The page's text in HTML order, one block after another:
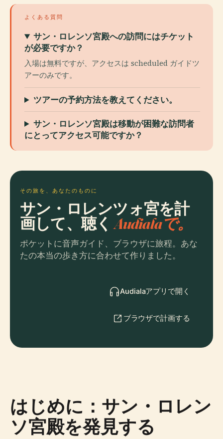
よくある質問
サン・ロレンソ宮殿への訪問にはチケット
が必要ですか？
入場は無料ですが、アクセスは scheduled ガイドツ
アーのみです。
ツアーの予約方法を教えてください。
サン・ロレンソ宮殿は移動が困難な訪問者
にとってアクセス可能ですか？
その旅を、あなたのものに
サン・ロレンツォ宮を計
画して、聴くAudialaで。
ポケットに音声ガイド、ブラウザに旅程。あな
たの本当の歩き方に合わせて作りました。
Audialaアプリで開く
ブラウザで計画する
はじめに：サン・ロレン
ソ宮殿を発見する